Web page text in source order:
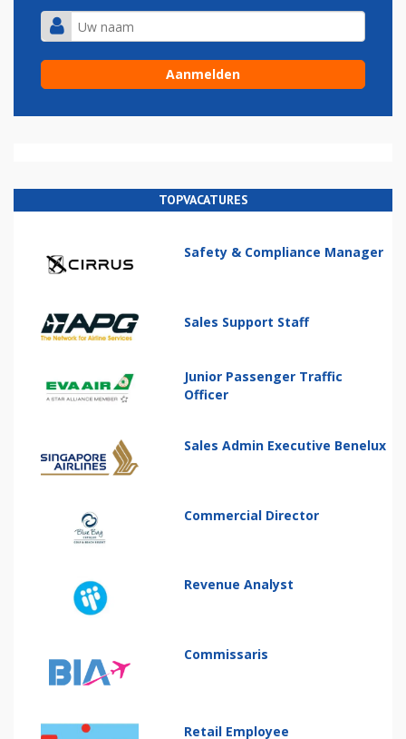
TOPVACATURES
Safety & Compliance Manager
Sales Support Staff
Junior Passenger Traffic
Officer
Sales Admin Executive Benelux
Commercial Director
Revenue Analyst
Commissaris
Retail Employee